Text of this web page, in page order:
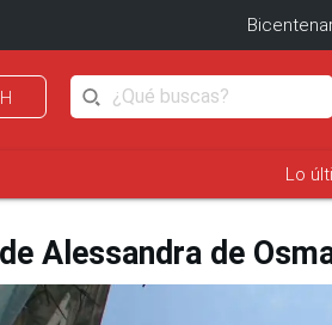
Lo
Alessandra de